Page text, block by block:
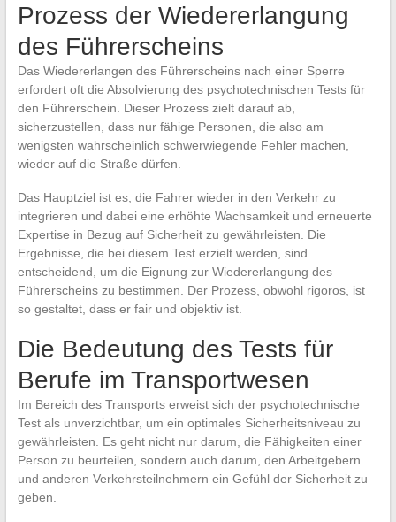
Prozess der Wiedererlangung
des Führerscheins
Das Wiedererlangen des Führerscheins nach einer Sperre
erfordert oft die Absolvierung des psychotechnischen Tests für
den Führerschein. Dieser Prozess zielt darauf ab,
sicherzustellen, dass nur fähige Personen, die also am
wenigsten wahrscheinlich schwerwiegende Fehler machen,
wieder auf die Straße dürfen.
Das Hauptziel ist es, die Fahrer wieder in den Verkehr zu
integrieren und dabei eine erhöhte Wachsamkeit und erneuerte
Expertise in Bezug auf Sicherheit zu gewährleisten. Die
Ergebnisse, die bei diesem Test erzielt werden, sind
entscheidend, um die Eignung zur Wiedererlangung des
Führerscheins zu bestimmen. Der Prozess, obwohl rigoros, ist
so gestaltet, dass er fair und objektiv ist.
Die Bedeutung des Tests für
Berufe im Transportwesen
Im Bereich des Transports erweist sich der psychotechnische
Test als unverzichtbar, um ein optimales Sicherheitsniveau zu
gewährleisten. Es geht nicht nur darum, die Fähigkeiten einer
Person zu beurteilen, sondern auch darum, den Arbeitgebern
und anderen Verkehrsteilnehmern ein Gefühl der Sicherheit zu
geben.